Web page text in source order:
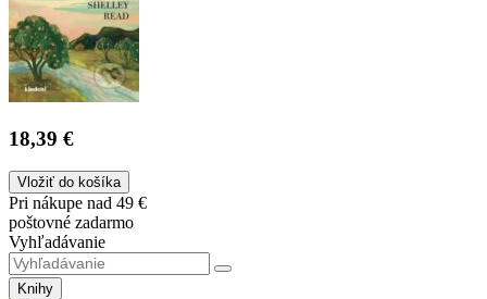
18,39 €
Vložiť do košíka
Pri nákupe nad 49 €
poštovné zadarmo
Vyhľadávanie
Knihy